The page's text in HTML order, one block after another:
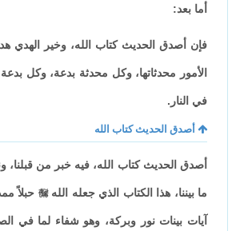
أما بعد:
فإن أصدق الحديث كتاب الله، وخير
الأمور محدثاتها، وكل محدثة بدعة، وكل
في النار.
أصدق الحديث كتاب الله
أصدق الحديث كتاب الله، فيه خبر من قبلنا،
ما بيننا، هذا الكتاب الذي جعله الله حبلاً
آيات بينات نور وبركة، وهو شفاء لما في